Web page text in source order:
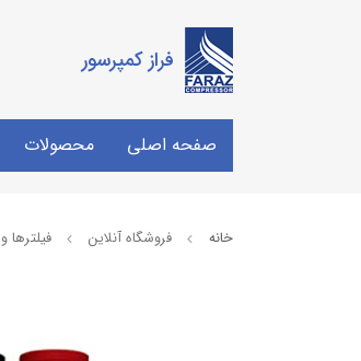
فراز کمپرسور
صفحه اصلی محصولات
خانه فروشگاه آنلاین فیلترها